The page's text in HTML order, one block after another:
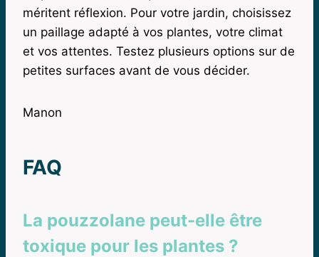
méritent réflexion. Pour votre jardin, choisissez
un paillage adapté à vos plantes, votre climat
et vos attentes. Testez plusieurs options sur de
petites surfaces avant de vous décider.
Manon
FAQ
La pouzzolane peut-elle être
toxique pour les plantes ?